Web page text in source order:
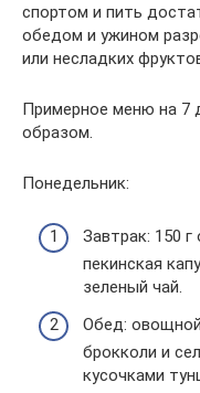
спортом и пить
обедом и ужином
или несладких
Примерное меню на 7
образом.
Понедельник:
Завтрак: 150 г
пекинская
зеленый чай.
Обед:
брокколи и
кусочками